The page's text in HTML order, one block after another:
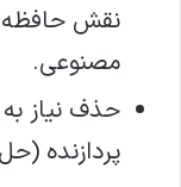
نقش
مصنوعی.
حذف نیاز
پردازنده